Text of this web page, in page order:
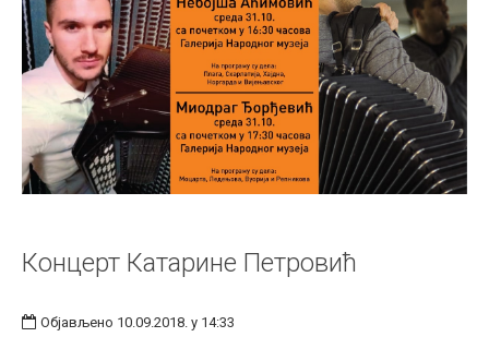
Концерт Катарине Петровић
Објављено 10.09.2018. у 14:33